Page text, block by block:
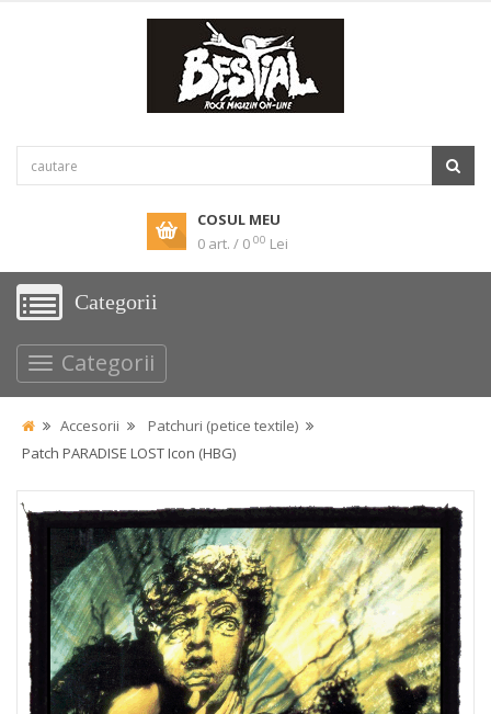
COSUL MEU
0 art. / 0 00 Lei
Categorii
Categorii
Accesorii
Patchuri (petice textile)
Patch PARADISE LOST Icon (HBG)